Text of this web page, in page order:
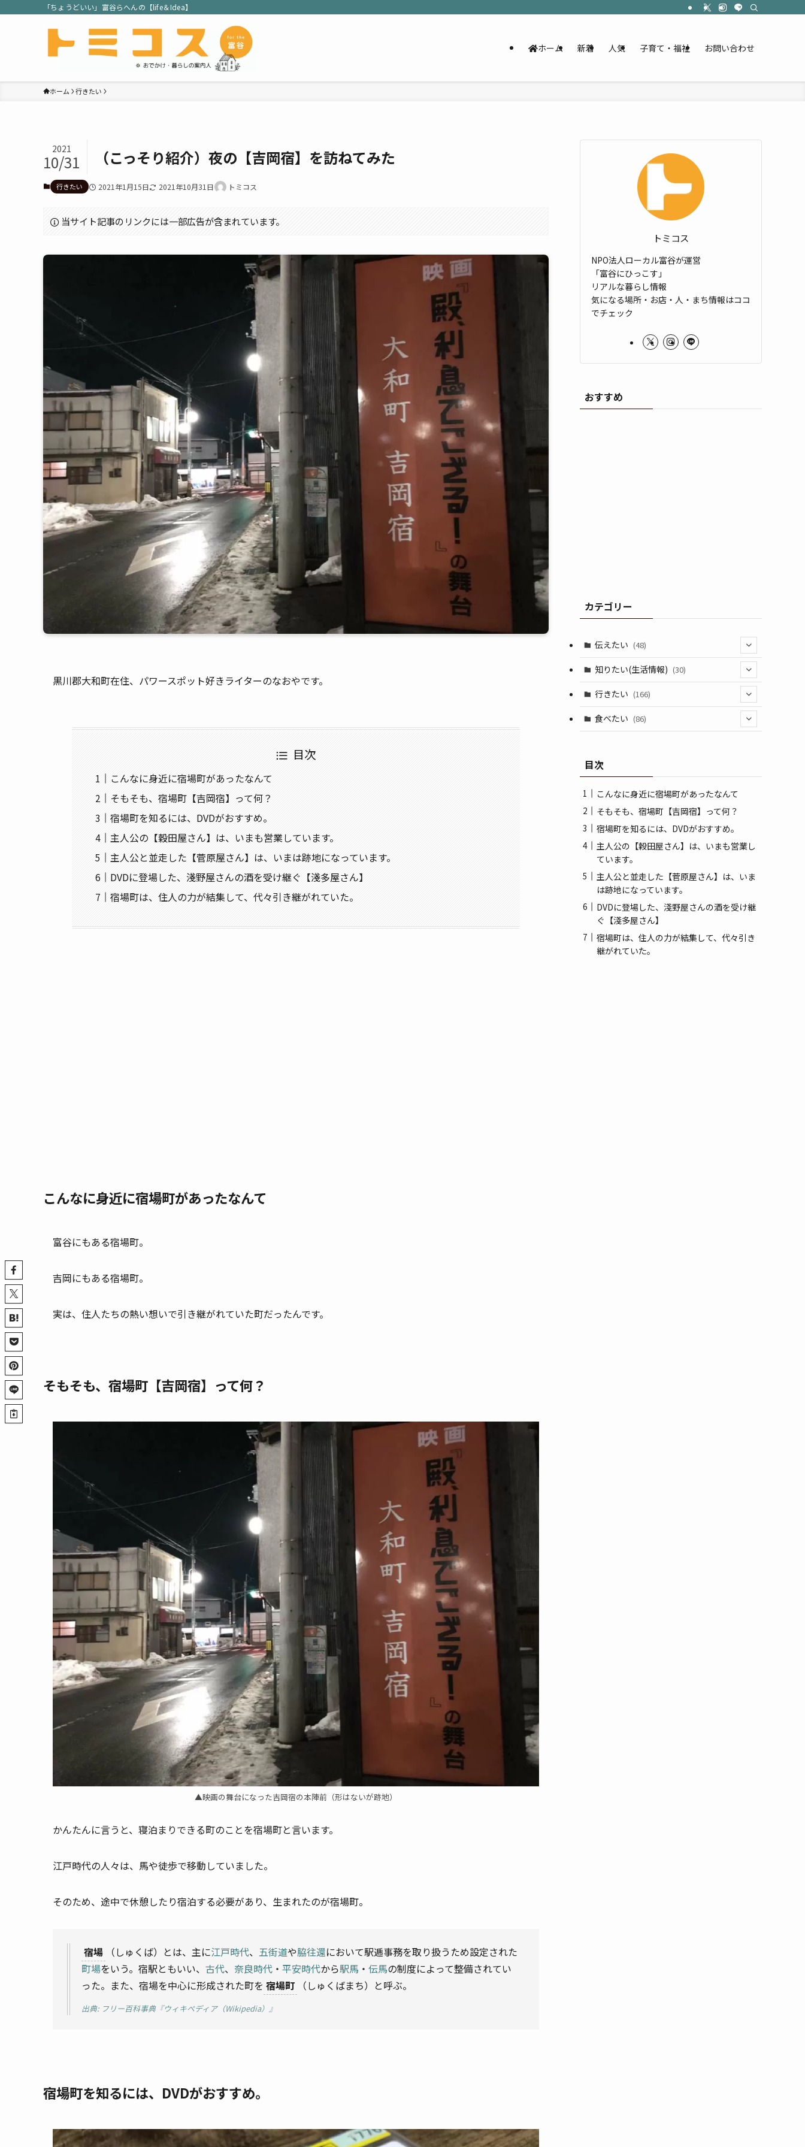
「ちょうどいい」富谷らへんの【life＆Idea】
ホーム 新着 人気 子育て・福祉 お問い合わせ
ホーム 行きたい
（こっそり紹介）夜の【吉岡宿】を訪ねてみた
2021
10/31
行きたい 2021年1月15日 2021年10月31日 トミコス
当サイト記事のリンクには一部広告が含まれています。
黒川郡大和町在住、パワースポット好きライターのなおやです。
目次
こんなに身近に宿場町があったなんて
そもそも、宿場町【吉岡宿】って何？
宿場町を知るには、DVDがおすすめ。
主人公の【穀田屋さん】は、いまも営業しています。
主人公と並走した【菅原屋さん】は、いまは跡地になっています。
DVDに登場した、淺野屋さんの酒を受け継ぐ【淺多屋さん】
宿場町は、住人の力が結集して、代々引き継がれていた。
こんなに身近に宿場町があったなんて
富谷にもある宿場町。
吉岡にもある宿場町。
実は、住人たちの熱い想いで引き継がれていた町だったんです。
そもそも、 宿場町【吉岡宿】って何？
▲映画の舞台になった吉岡宿の本陣前（形はないが跡地）
かんたんに言うと、寝泊まりできる町のことを宿場町と言います。
江戸時代の人々は、馬や徒歩で移動していました。
そのため、途中で休憩したり宿泊する必要があり、生まれたのが宿場町。
宿場 （しゅくば）とは、主に江戸時代、 五街道や脇往還において駅逓事務を取り扱うため設定された
町場をいう。宿駅ともいい、 古代、 奈良時代 ・ 平安時代から駅馬 ・ 伝馬の制度によって整備されてい
った。また、宿場を中心に形成された町を 宿場町 （しゅくばまち）と呼ぶ。
出典: フリー百科事典『ウィキペディア（Wikipedia）』
宿場町を知るには、 DVDがおすすめ。
トミコス
NPO法人ローカル富谷が運営
「富谷にひっこす」
リアルな暮らし情報
気になる場所・お店・人・まち情報はココ
でチェック
おすすめ
カテゴリー
伝えたい (48)
(44)
(1)
知りたい(生活情報) (30)
(10)
(11)
行きたい (166)
(18)
食べたい (86)
(3)
(3)
(1)
目次
こんなに身近に宿場町があったなんて
そもそも、宿場町【吉岡宿】って何？
宿場町を知るには、DVDがおすすめ。
主人公の【穀田屋さん】は、いまも営業し
ています。
主人公と並走した【菅原屋さん】は、いま
は跡地になっています。
DVDに登場した、淺野屋さんの酒を受け継
ぐ【淺多屋さん】
宿場町は、住人の力が結集して、代々引き
継がれていた。